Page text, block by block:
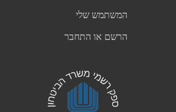
המשתמש שלי
הרשם או התחבר